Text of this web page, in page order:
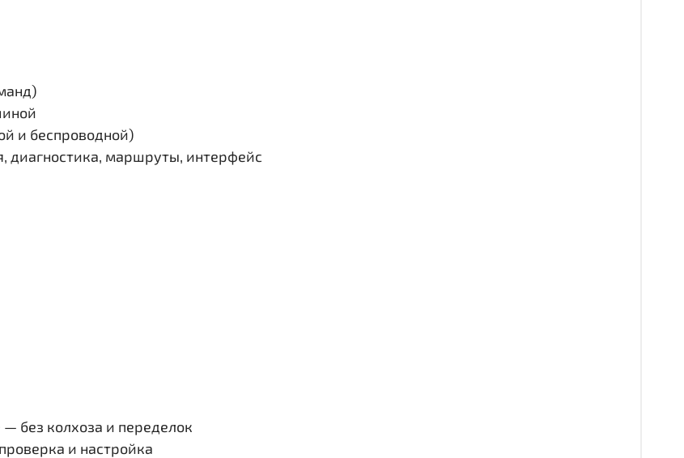
и беспроводной)
диагностика, маршруты, интерфейс
без колхоза и переделок
и настройка